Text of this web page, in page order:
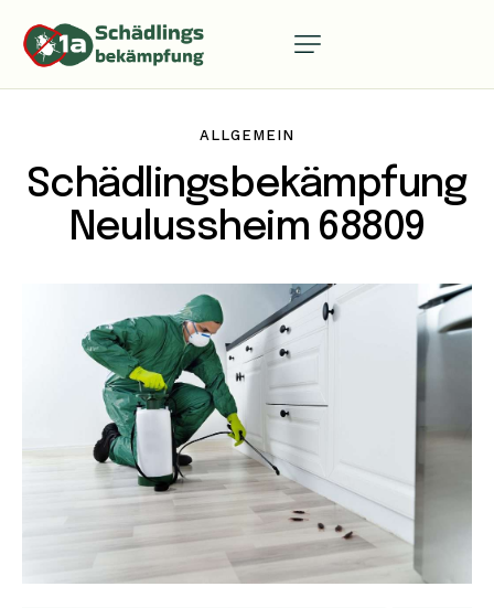
ALLGEMEIN
Schädlingsbekämpfung
Neulussheim 68809